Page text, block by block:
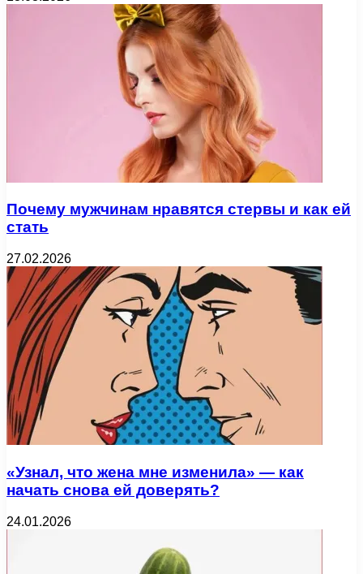
Почему мужчинам нравятся стервы и как ей
стать
27.02.2026
«Узнал, что жена мне изменила» — как
начать снова ей доверять?
24.01.2026